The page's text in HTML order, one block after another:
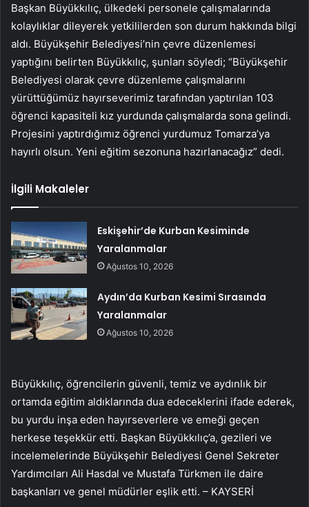
Başkan Büyükkılıç, ülkedeki personele çalışmalarında
kolaylıklar dileyerek yetkililerden son durum hakkında bilgi
aldı. Büyükşehir Belediyesi’nin çevre düzenlemesi
yaptığını belirten Büyükkılıç, şunları söyledi; “Büyükşehir
Belediyesi olarak çevre düzenleme çalışmalarını
yürüttüğümüz hayırseverimiz tarafından yaptırılan 103
öğrenci kapasiteli kız yurdunda çalışmalarda sona gelindi.
Projesini yaptırdığımız öğrenci yurdumuz Tomarza’ya
hayırlı olsun. Yeni eğitim sezonuna hazırlanacağız” dedi.
İlgili Makaleler
Eskişehir’de Kurban Kesiminde
Yaralanmalar
Ağustos 10, 2026
Aydın’da Kurban Kesimi Sırasında
Yaralanmalar
Ağustos 10, 2026
Büyükkılıç, öğrencilerin güvenli, temiz ve aydınlık bir
ortamda eğitim aldıklarında dua edeceklerini ifade ederek,
bu yurdu inşa eden hayırseverlere ve emeği geçen
herkese teşekkür etti. Başkan Büyükkılıç’a, gezileri ve
incelemelerinde Büyükşehir Belediyesi Genel Sekreter
Yardımcıları Ali Hasdal ve Mustafa Türkmen ile daire
başkanları ve genel müdürler eşlik etti. – KAYSERİ